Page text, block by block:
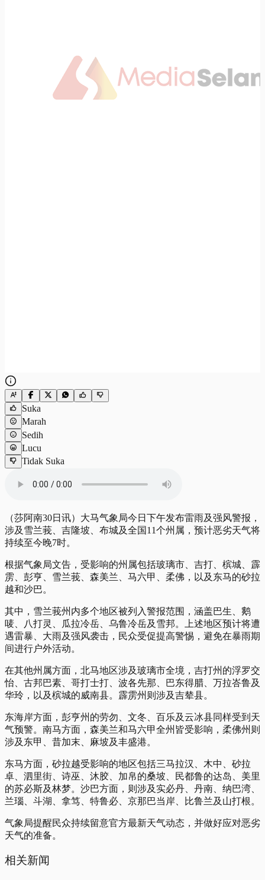
Suka
Marah
Sedih
Lucu
Tidak Suka
（莎阿南30日讯）大马气象局今日下午发布雷雨及强风警报，
涉及雪兰莪、吉隆坡、布城及全国11个州属，预计恶劣天气将
持续至今晚7时。
根据气象局文告，受影响的州属包括玻璃市、吉打、槟城、霹
雳、彭亨、雪兰莪、森美兰、马六甲、柔佛，以及东马的砂拉
越和沙巴。
其中，雪兰莪州内多个地区被列入警报范围，涵盖巴生、鹅
唛、八打灵、瓜拉冷岳、乌鲁冷岳及雪邦。上述地区预计将遭
遇雷暴、大雨及强风袭击，民众受促提高警惕，避免在暴雨期
间进行户外活动。
在其他州属方面，北马地区涉及玻璃市全境，吉打州的浮罗交
怡、古邦巴素、哥打士打、波各先那、巴东得腊、万拉峇鲁及
华玲，以及槟城的威南县。霹雳州则涉及吉辇县。
东海岸方面，彭亨州的劳勿、文冬、百乐及云冰县同样受到天
气预警。南马方面，森美兰和马六甲全州皆受影响，柔佛州则
涉及东甲、昔加末、麻坡及丰盛港。
东马方面，砂拉越受影响的地区包括三马拉汉、木中、砂拉
卓、泗里街、诗巫、沐胶、加帛的桑坡、民都鲁的达岛、美里
的苏必斯及林梦。沙巴方面，则涉及实必丹、丹南、纳巴湾、
兰瑙、斗湖、拿笃、特鲁必、京那巴当岸、比鲁兰及山打根。
气象局提醒民众持续留意官方最新天气动态，并做好应对恶劣
天气的准备。
相关新闻